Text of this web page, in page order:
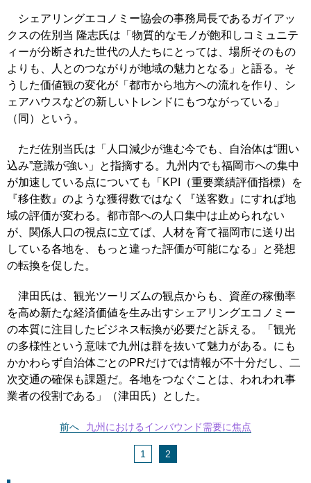
シェアリングエコノミー協会の事務局長であるガイアッ
クスの佐別当 隆志氏は「物質的なモノが飽和しコミュニテ
ィーが分断された世代の人たちにとっては、場所そのもの
よりも、人とのつながりが地域の魅力となる」と語る。そ
うした価値観の変化が「都市から地方への流れを作り、シ
ェアハウスなどの新しいトレンドにもつながっている」
（同）という。
ただ佐別当氏は「人口減少が進む今でも、自治体は“囲い
込み”意識が強い」と指摘する。九州内でも福岡市への集中
が加速している点についても「KPI（重要業績評価指標）を
『移住数』のような獲得数ではなく『送客数』にすれば地
域の評価が変わる。都市部への人口集中は止められない
が、関係人口の視点に立てば、人材を育て福岡市に送り出
している各地を、もっと違った評価が可能になる」と発想
の転換を促した。
津田氏は、観光ツーリズムの観点からも、資産の稼働率
を高め新たな経済価値を生み出すシェアリングエコノミー
の本質に注目したビジネス転換が必要だと訴える。「観光
の多様性という意味で九州は群を抜いて魅力がある。にも
かかわらず自治体ごとのPRだけでは情報が不十分だし、二
次交通の確保も課題だ。各地をつなぐことは、われわれ事
業者の役割である」（津田氏）とした。
前へ 九州におけるインバウンド需要に焦点
1 2